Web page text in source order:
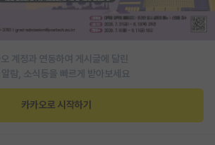
계정과 연동하여 게시글에 달린
람, 소식등을 빠르게 받아보세요
카카오로 시작하기